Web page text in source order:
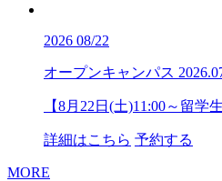
2026 08/22
オープンキャンパス
【8月22日(土)11:00～留学
詳細はこちら 予約する
MORE